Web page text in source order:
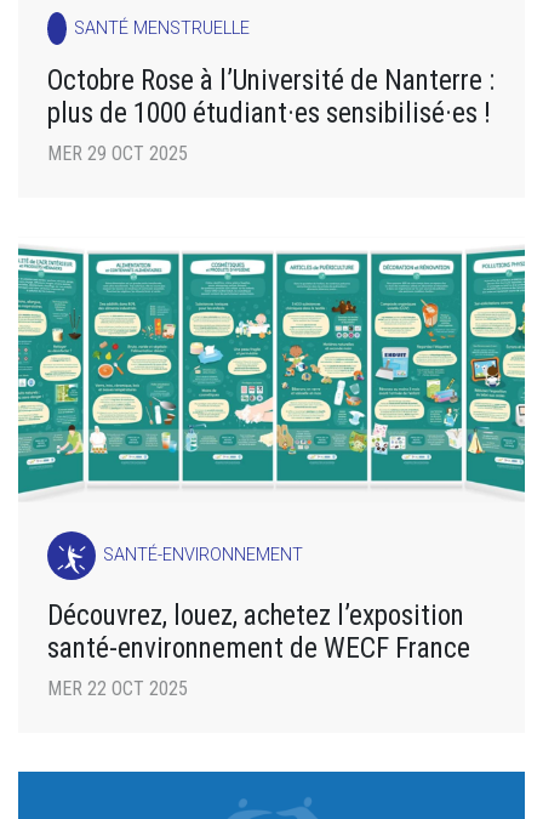
SANTÉ MENSTRUELLE
Octobre Rose à l’Université de Nanterre :
plus de 1000 étudiant·es sensibilisé·es !
MER 29 OCT 2025
SANTÉ-ENVIRONNEMENT
Découvrez, louez, achetez l’exposition
santé-environnement de WECF France
MER 22 OCT 2025